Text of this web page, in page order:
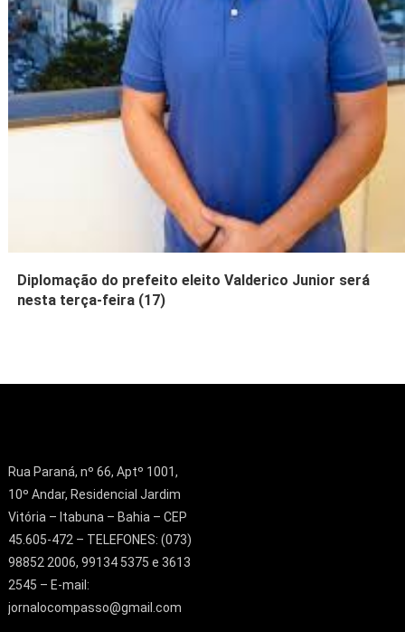
Diplomação do prefeito eleito Valderico Junior será
nesta terça-feira (17)
Rua Paraná, nº 66, Aptº 1001,
10º Andar, Residencial Jardim
Vitória – Itabuna – Bahia – CEP
45.605-472 – TELEFONES: (073)
98852 2006, 99134 5375 e 3613
2545 – E-mail:
jornalocompasso@gmail.com